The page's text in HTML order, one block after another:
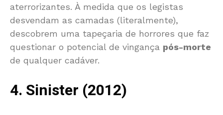
aterrorizantes. À medida que os legistas
desvendam as camadas (literalmente),
descobrem uma tapeçaria de horrores que faz
questionar o potencial de vingança pós-morte
de qualquer cadáver.
4. Sinister (2012)